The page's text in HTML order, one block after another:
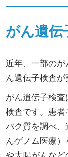
がん遺伝
近年、一部の
ん遺伝子検査が
がん遺伝子検
検査です。患
パク質を調べ
んゲノム医療